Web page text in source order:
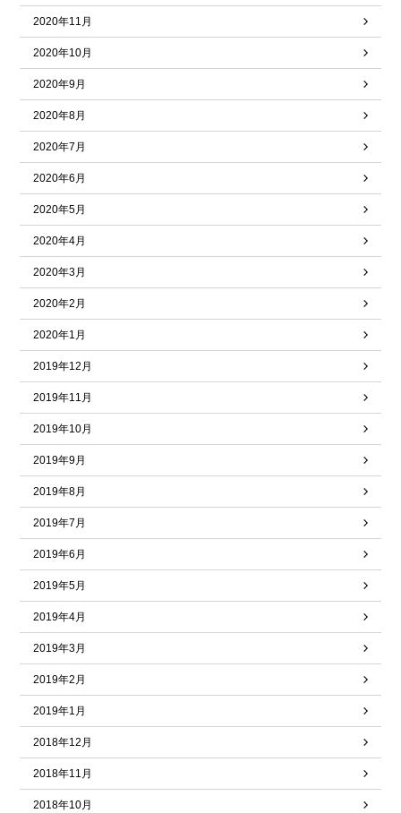
2020年11月
2020年10月
2020年9月
2020年8月
2020年7月
2020年6月
2020年5月
2020年4月
2020年3月
2020年2月
2020年1月
2019年12月
2019年11月
2019年10月
2019年9月
2019年8月
2019年7月
2019年6月
2019年5月
2019年4月
2019年3月
2019年2月
2019年1月
2018年12月
2018年11月
2018年10月